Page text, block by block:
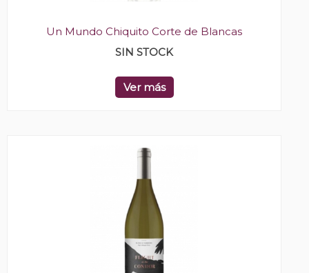
Un Mundo Chiquito Corte de Blancas
SIN STOCK
Ver más